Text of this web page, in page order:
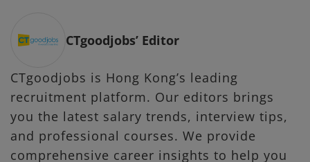
CTgoodjobs’ Editor
CTgoodjobs is Hong Kong’s leading
recruitment platform. Our editors brings
you the latest salary trends, interview tips,
and professional courses. We provide
comprehensive career insights to help you